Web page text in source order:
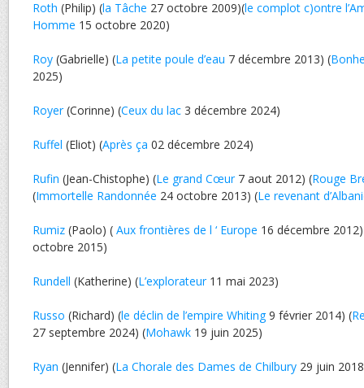
Roth (Philip) (la Tâche 27 octobre 2009)(le complot c)ontre
Homme 15 octobre 2020)
Roy (Gabrielle) (La petite poule d’eau 7 décembre 2013) (
2025)
Royer(Corinne) (Ceux du lac 3 décembre 2024)
Ruffel (Eliot) (Après ça 02 décembre 2024)
Rufin (Jean-Chistophe) (Le grand Cœur7 aout 2012) (Rouge
(Immortelle Randonnée 24 octobre 2013) (Le revenant
Rumiz (Paolo) ( Aux frontières de l ‘ Europe 16 décembre
octobre 2015)
Rundell (Katherine) (L’explorateur11 mai 2023)
Russo (Richard) (le déclin de l’empire Whiting9 février 2014) (
27 septembre 2024) (Mohawk 19 juin 2025)
Ryan (Jennifer) (La Chorale des Dames de Chilbury 29 juin